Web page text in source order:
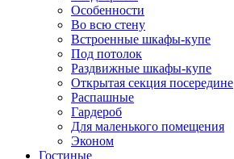
Особенности
Во всю стену
Встроенные шкафы-купе
Под потолок
Раздвижные шкафы-купе
Открытая секция посередине
Распашные
Гардероб
Для маленького помещения
Эконом
Гостиные